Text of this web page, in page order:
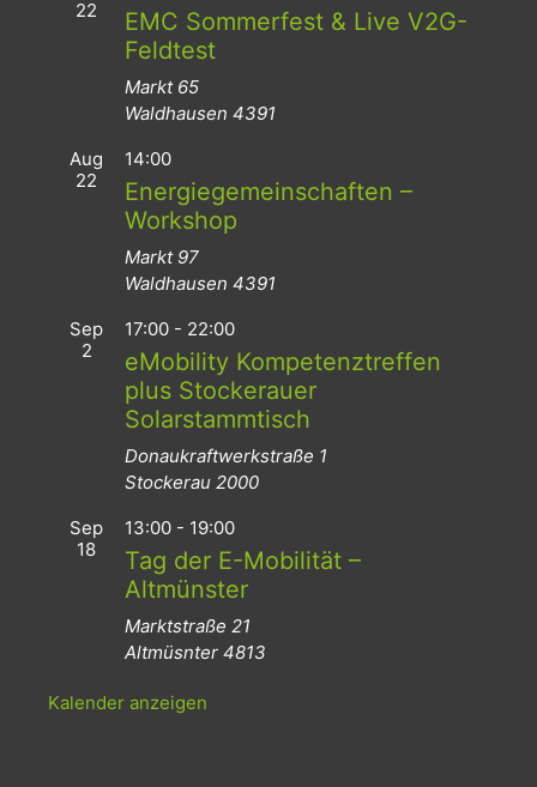
22
EMC Sommerfest & Live V2G-
Feldtest
Markt 65
Waldhausen 4391
Aug
22
14:00
Energiegemeinschaften –
Workshop
Markt 97
Waldhausen 4391
Sep
2
17:00 - 22:00
eMobility Kompetenztreffen
plus Stockerauer
Solarstammtisch
Donaukraftwerkstraße 1
Stockerau 2000
Sep
18
13:00 - 19:00
Tag der E-Mobilität –
Altmünster
Marktstraße 21
Altmüsnter 4813
Kalender anzeigen